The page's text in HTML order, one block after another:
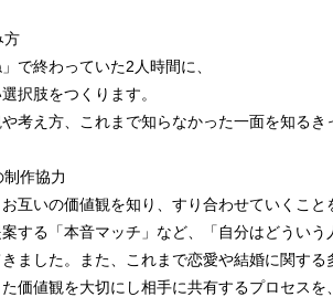
方
で終わっていた2人時間に、
択肢をつくります。
考え方、これまで知らなかった一面を知るき
作協力
互いの価値観を知り、すり合わせていくこ
する「本音マッチ」など、「自分はどういう
ました。また、これまで恋愛や結婚に関す
価値観を大切にし相手に共有するプロセス